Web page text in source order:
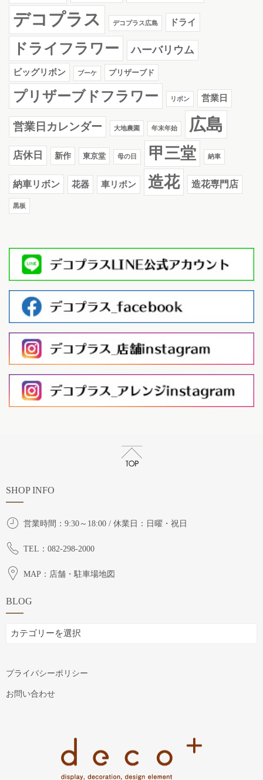
デコプラス デコプラス広島 ドライ
ドライフラワー ハーバリウム
ビッグリボン ブーケ プリザーブド
プリザーブドフラワー リボン 営業日
営業日カレンダー 大地農園 年末年始 広島
店休日 新作 東京堂 母の日 甲三堂 納車
納車リボン 花器 車リボン 造花 造花専門店
黒板
SHOP INFO
営業時間：9:30～18:00 / 休業日：日曜・祝日
TEL：082-298-2000
MAP：店舗・駐車場地図
BLOG
BLOG
プライバシーポリシー
お問い合わせ